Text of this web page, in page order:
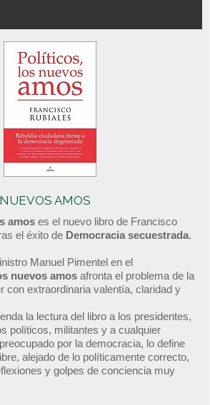
AMOS
amos es el nuevo libro de Francisco
el éxito de Democracia secuestrada.
Manuel Pimentel en el
nuevos amos afronta el problema de la
con extraordinaria valentía, claridad y
la lectura del libro a los presidentes,
políticos, militantes y a cualquier
por la democracia, lo define
alejado de lo políticamente correcto,
y golpes de conciencia muy